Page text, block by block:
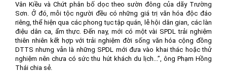
Vân Kiều và Chứt phân bố dọc theo sườn đông của dãy Trường
Sơn. Ở đó, mỗi tộc người đều có những giá trị văn hóa độc đáo
riêng, thể hiện qua các phong tục tập quán, lễ hội dân gian, các làn
điệu dân ca, ẩm thực. Đến nay, mới có một vài SPDL trải nghiệm
thiên nhiên kết hợp với trải nghiệm đời sống văn hóa cộng đồng
DTTS nhưng vẫn là những SPDL mới đưa vào khai thác hoặc thử
nghiệm nên chưa có sức thu hút khách du lịch...”, ông Phạm Hồng
Thái chia sẻ.